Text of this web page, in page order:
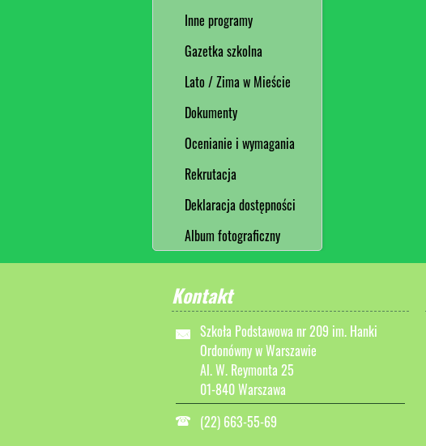
Inne programy
Gazetka szkolna
Lato / Zima w Mieście
Dokumenty
Ocenianie i wymagania
Rekrutacja
Deklaracja dostępności
Album fotograficzny
Kontakt
Szkoła Podstawowa nr 209 im. Hanki
Ordonówny w Warszawie
Al. W. Reymonta 25
01-840 Warszawa
(22) 663-55-69